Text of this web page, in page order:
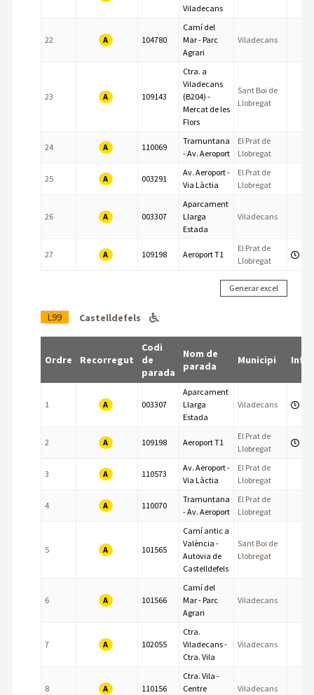
Viladecans
22 A 104780
Camí del
Mar - Parc
Agrari
Viladecans
23 A 109143
Ctra. a
Viladecans
(B204) -
Mercat de les
Flors
Sant Boi de
Llobregat
24 A 110069
Tramuntana
- Av. Aeroport
El Prat de
Llobregat
25 A 003291
Av. Aeroport -
Via Làctia
El Prat de
Llobregat
26 A 003307
Aparcament
Llarga
Estada
Viladecans
27 A 109198 Aeroport T1
El Prat de
Llobregat
L99 Castelldefels
Ordre Recorregut
Codi
de
parada
Nom de
parada
Municipi Info
1 A 003307
Aparcament
Llarga
Estada
Viladecans
2 A 109198 Aeroport T1
El Prat de
Llobregat
3 A 110573
Av. Aeroport -
Via Làctia
El Prat de
Llobregat
4 A 110070
Tramuntana
- Av. Aeroport
El Prat de
Llobregat
5 A 101565
Camí antic a
València -
Autovia de
Castelldefels
Sant Boi de
Llobregat
6 A 101566
Camí del
Mar - Parc
Agrari
Viladecans
7 A 102055
Ctra.
Viladecans -
Ctra. Vila
Viladecans
8 A 110156
Ctra. Vila -
Centre
Viladecans